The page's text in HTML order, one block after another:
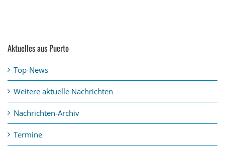
Aktuelles aus Puerto
Top-News
Weitere aktuelle Nachrichten
Nachrichten-Archiv
Termine